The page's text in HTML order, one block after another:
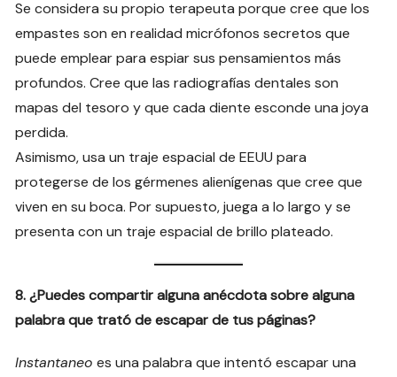
Se considera su propio terapeuta porque cree que los
empastes son en realidad micrófonos secretos que
puede emplear para espiar sus pensamientos más
profundos. Cree que las radiografías dentales son
mapas del tesoro y que cada diente esconde una joya
perdida.
Asimismo, usa un traje espacial de EEUU para
protegerse de los gérmenes alienígenas que cree que
viven en su boca. Por supuesto, juega a lo largo y se
presenta con un traje espacial de brillo plateado.
8. ¿Puedes compartir alguna anécdota sobre alguna
palabra que trató de escapar de tus páginas?
Instantaneo es una palabra que intentó escapar una